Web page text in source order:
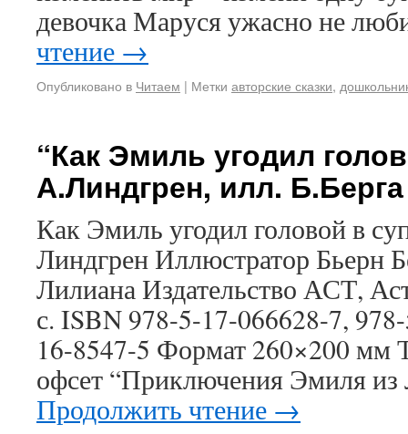
девочка Маруся ужасно не
чтение →
Опубликовано в Читаем | Метки авторские сказки,
“Как Эмиль угодил
А.Линдгрен, илл. Б.Берга
Как Эмиль угодил головой в
Линдгрен Иллюстратор Бьерн
Лилиана Издательство АСТ,
с. ISBN 978-5-17-066628-7,
16-8547-5 Формат 260×200 мм
офсет “Приключения Эмиля
Продолжить чтение →